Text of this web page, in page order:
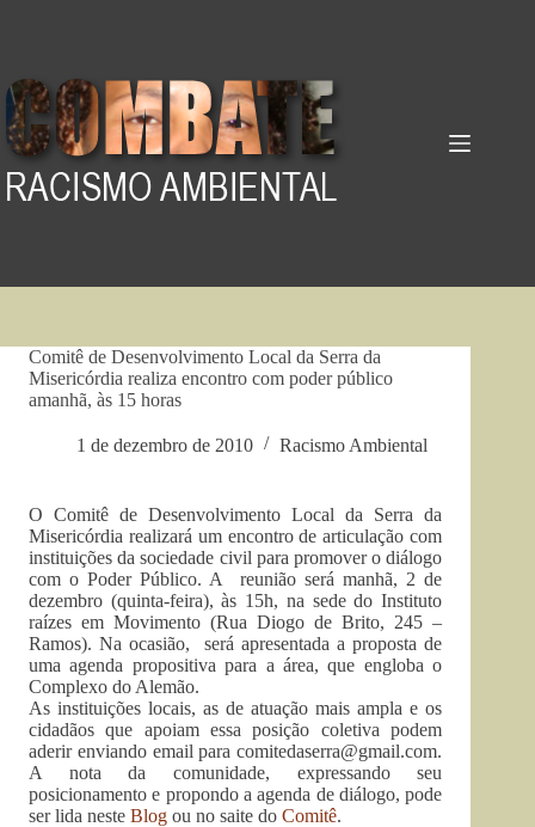
Comitê de Desenvolvimento Local da Serra da
Misericórdia realiza encontro com poder público
amanhã, às 15 horas
1 de dezembro de 2010 Racismo Ambiental
O Comitê de Desenvolvimento Local da Serra da
Misericórdia realizará um encontro de articulação com
instituições da sociedade civil para promover o diálogo
com o Poder Público. A reunião será manhã, 2 de
dezembro (quinta-feira), às 15h, na sede do Instituto
raízes em Movimento (Rua Diogo de Brito, 245 –
Ramos). Na ocasião, será apresentada a proposta de
uma agenda propositiva para a área, que engloba o
Complexo do Alemão.
As instituições locais, as de atuação mais ampla e os
cidadãos que apoiam essa posição coletiva podem
aderir enviando email paracomitedaserra@gmail.com.
A nota da comunidade, expressando seu
posicionamento e propondo a agenda de diálogo, pode
ser lida neste Blog ou no saite do Comitê.